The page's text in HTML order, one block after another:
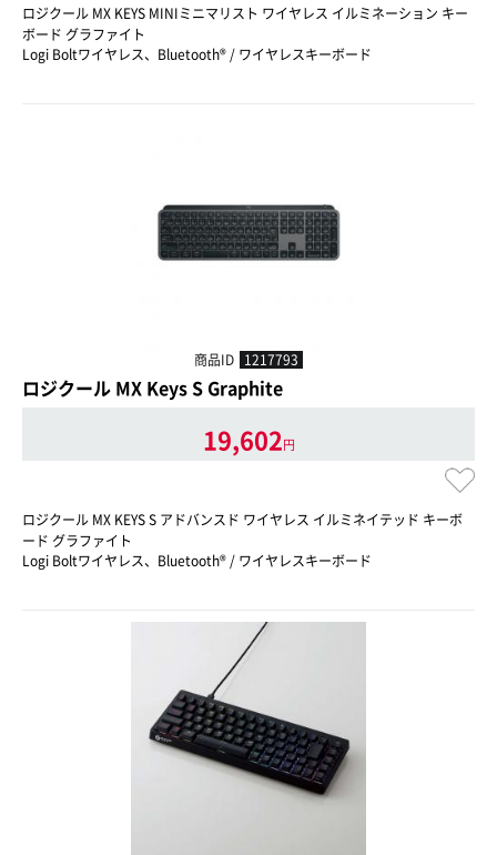
ロジクール MX KEYS MINIミニマリスト ワイヤレス イルミネーション キー
ボード グラファイト
Logi Boltワイヤレス、Bluetooth® / ワイヤレスキーボード
商品ID 1217793
ロジクール MX Keys S Graphite
19,602円
ロジクール MX KEYS S アドバンスド ワイヤレス イルミネイテッド キーボ
ード グラファイト
Logi Boltワイヤレス、Bluetooth® / ワイヤレスキーボード